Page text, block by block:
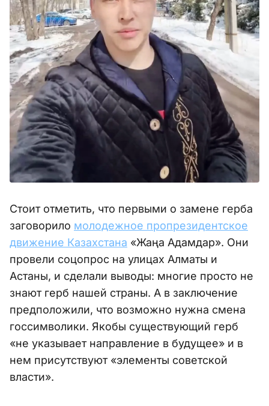
Стоит отметить, что первыми о замене герба
заговорило молодежное пропрезидентское
движение Казахстана «Жаңа Адамдар». Они
провели соцопрос на улицах Алматы и
Астаны, и сделали выводы: многие просто не
знают герб нашей страны. А в заключение
предположили, что возможно нужна смена
госсимволики. Якобы существующий герб
«не указывает направление в будущее» и в
нем присутствуют «элементы советской
власти».